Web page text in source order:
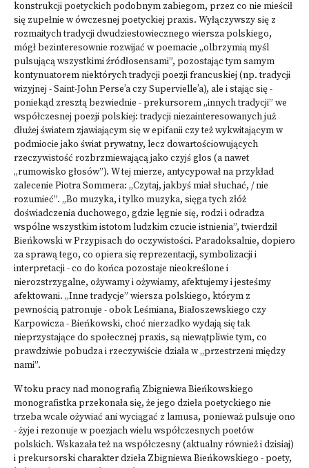
konstrukcji poetyckich podobnym zabiegom, przez co nie mieścił
się zupełnie w ówczesnej poetyckiej praxis. Wyłączywszy się z
rozmaitych tradycji dwudziestowiecznego wiersza polskiego,
mógł bezinteresownie rozwijać w poemacie „olbrzymią myśl
pulsującą wszystkimi źródłosensami”, pozostając tym samym
kontynuatorem niektórych tradycji poezji francuskiej (np. tradycji
wizyjnej - Saint-John Perse’a czy Supervielle’a), ale i stając się -
poniekąd zresztą bezwiednie - prekursorem „innych tradycji” we
współczesnej poezji polskiej: tradycji niezainteresowanych już
dłużej światem zjawiającym się w epifanii czy też wykwitającym w
podmiocie jako świat prywatny, lecz dowartościowujących
rzeczywistość rozbrzmiewającą jako czyjś głos (a nawet
„rumowisko głosów”). W tej mierze, antycypował na przykład
zalecenie Piotra Sommera: „Czytaj, jakbyś miał słuchać, / nie
rozumieć”. „Bo muzyka, i tylko muzyka, sięga tych złóż
doświadczenia duchowego, gdzie lęgnie się, rodzi i odradza
wspólne wszystkim istotom ludzkim czucie istnienia”, twierdził
Bieńkowski w Przypisach do oczywistości. Paradoksalnie, dopiero
za sprawą tego, co opiera się reprezentacji, symbolizacji i
interpretacji - co do końca pozostaje nieokreślone i
nierozstrzygalne, ożywamy i ożywiamy, afektujemy i jesteśmy
afektowani. „Inne tradycje” wiersza polskiego, którym z
pewnością patronuje - obok Leśmiana, Białoszewskiego czy
Karpowicza - Bieńkowski, choć nierzadko wydają się tak
nieprzystające do społecznej praxis, są niewątpliwie tym, co
prawdziwie pobudza i rzeczywiście działa w „przestrzeni między
nami”.
W toku pracy nad monografią Zbigniewa Bieńkowskiego
monografistka przekonała się, że jego dzieła poetyckiego nie
trzeba wcale ożywiać ani wyciągać z lamusa, ponieważ pulsuje ono
- żyje i rezonuje w poezjach wielu współczesnych poetów
polskich. Wskazała też na współczesny (aktualny również i dzisiaj)
i prekursorski charakter dzieła Zbigniewa Bieńkowskiego - poety,